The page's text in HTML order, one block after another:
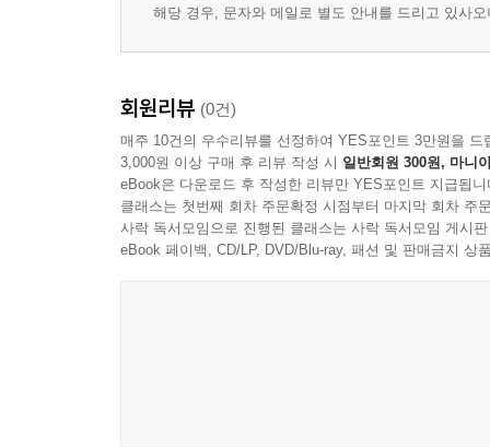
해당 경우, 문자와 메일로 별도 안내를 드리고 있사
회원리뷰 (0건)
매주 10건의 우수리뷰를 선정하여 YES포인트 3만원을 드
3,000원 이상 구매 후 리뷰 작성 시 일반회원 300원, 마니
eBook은 다운로드 후 작성한 리뷰만 YES포인트 지급됩니
클래스는 첫번째 회차 주문확정 시점부터 마지막 회차 주
사락 독서모임으로 진행된 클래스는 사락 독서모임 게시
eBook 페이백, CD/LP, DVD/Blu-ray, 패션 및 판매금지 상